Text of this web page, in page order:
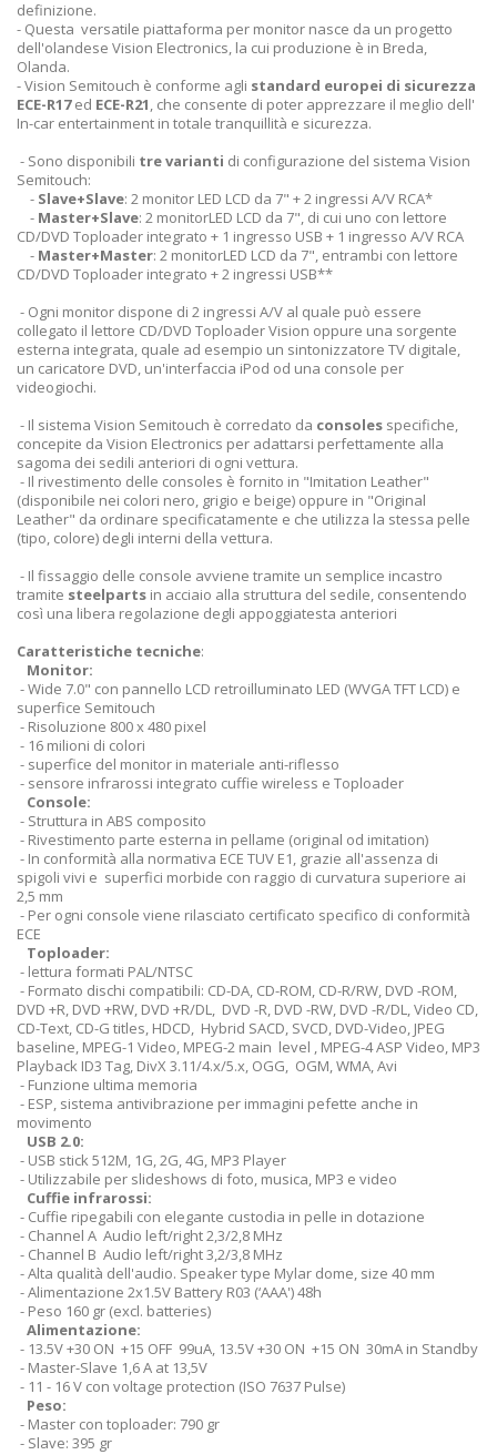
definizione.
- Questa versatile piattaforma per monitor nasce da un progetto
dell'olandese Vision Electronics, la cui produzione è in Breda,
Olanda.
- Vision Semitouch è conforme agli standard europei di sicurezza
ECE-R17ed ECE-R21, che consente di poter apprezzare il meglio dell'
In-car entertainment in totale tranquillità e sicurezza.
- Sono disponibili tre varianti di configurazione del sistema Vision
Semitouch:
- Slave+Slave: 2 monitor LED LCD da 7" + 2 ingressi A/V RCA*
- Master+Slave: 2 monitorLED LCD da 7", di cui uno con lettore
CD/DVD Toploader integrato + 1 ingresso USB + 1 ingresso A/V RCA
- Master+Master: 2 monitorLED LCD da 7", entrambi con lettore
CD/DVD Toploader integrato + 2 ingressi USB**
- Ogni monitor dispone di 2 ingressi A/V al quale può essere
collegato il lettore CD/DVD Toploader Vision oppure una sorgente
esterna integrata, quale ad esempio un sintonizzatore TV digitale,
un caricatore DVD, un'interfaccia iPod od una console per
videogiochi.
- Il sistema Vision Semitouch è corredato da consoles specifiche,
concepite da Vision Electronics per adattarsi perfettamente alla
sagoma dei sedili anteriori di ogni vettura.
- Il rivestimento delle consoles è fornito in "Imitation Leather"
(disponibile nei colori nero, grigio e beige) oppure in "Original
Leather" da ordinare specificatamente e che utilizza la stessa pelle
(tipo, colore) degli interni della vettura.
- Il fissaggio delle console avviene tramite un semplice incastro
tramite steelparts in acciaio alla struttura del sedile, consentendo
così una libera regolazione degli appoggiatesta anteriori
Caratteristiche tecniche:
Monitor:
- Wide 7.0" con pannello LCD retroilluminato LED (WVGA TFT LCD) e
superfice Semitouch
- Risoluzione 800 x 480 pixel
- 16 milioni di colori
- superfice del monitor in materiale anti-riflesso
- sensore infrarossi integrato cuffie wireless e Toploader
Console:
- Struttura in ABS composito
- Rivestimento parte esterna in pellame (original od imitation)
- In conformità alla normativa ECE TUV E1, grazie all'assenza di
spigoli vivi e superfici morbide con raggio di curvatura superiore ai
2,5 mm
- Per ogni console viene rilasciato certificato specifico di conformità
ECE
Toploader:
- lettura formati PAL/NTSC
- Formato dischi compatibili: CD-DA, CD-ROM, CD-R/RW, DVD -ROM,
DVD +R, DVD +RW, DVD +R/DL, DVD -R, DVD -RW, DVD -R/DL, Video CD,
CD-Text, CD-G titles, HDCD, Hybrid SACD, SVCD, DVD-Video, JPEG
baseline, MPEG-1 Video, MPEG-2 main level , MPEG-4 ASP Video, MP3
Playback ID3 Tag, DivX 3.11/4.x/5.x, OGG, OGM, WMA, Avi
- Funzione ultima memoria
- ESP, sistema antivibrazione per immagini pefette anche in
movimento
USB 2.0:
- USB stick 512M, 1G, 2G, 4G, MP3 Player
- Utilizzabile per slideshows di foto, musica, MP3 e video
Cuffie infrarossi:
- Cuffie ripegabili con elegante custodia in pelle in dotazione
- Channel A Audio left/right 2,3/2,8 MHz
- Channel B Audio left/right 3,2/3,8 MHz
- Alta qualità dell'audio. Speaker type Mylar dome, size 40 mm
- Alimentazione 2x1.5V Battery R03 (‘AAA') 48h
- Peso 160 gr (excl. batteries)
Alimentazione:
- 13.5V +30 ON +15 OFF 99uA, 13.5V +30 ON +15 ON 30mA in Standby
- Master-Slave 1,6 A at 13,5V
- 11 - 16 V con voltage protection (ISO 7637 Pulse)
Peso:
- Master con toploader: 790 gr
- Slave: 395 gr